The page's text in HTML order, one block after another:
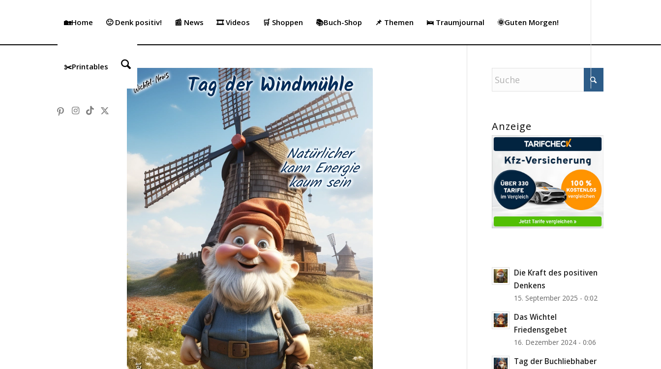
🏡Home 🙂 Denk positiv! 📰 News 🎞️ Videos 🛒 Shoppen 📚Buch-Shop 📌 Themen 🛌 Traumjournal 🌞Guten Morgen!
✂️Printables
Anzeige
Die Kraft des positiven
Denkens
15. September 2025 - 0:02
Das Wichtel
Friedensgebet
16. Dezember 2024 - 0:06
Tag der Buchliebhaber